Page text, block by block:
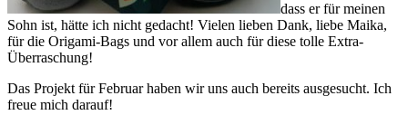
dass er für meinen
Sohn ist, hätte ich nicht gedacht! Vielen lieben Dank, liebe Maika,
für die Origami-Bags und vor allem auch für diese tolle Extra-
Überraschung!
Das Projekt für Februar haben wir uns auch bereits ausgesucht. Ich
freue mich darauf!